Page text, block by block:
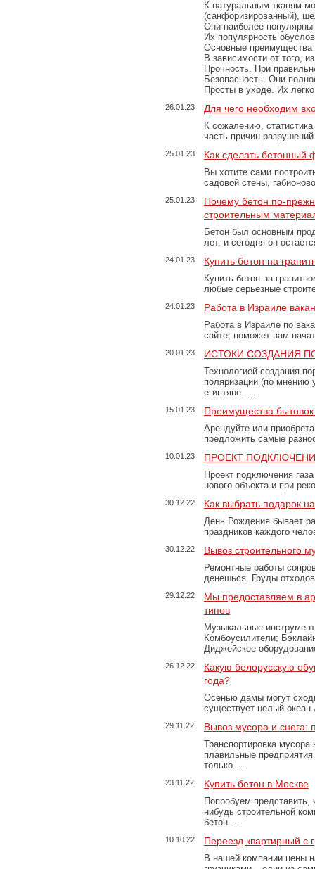
К натуральным тканям
(санфоризированный),
Они наиболее популярны
Их популярность
Основные преимущества
В зависимости от того,
Прочность. При
Безопасность. Они
Просты в уходе. Их
26.01.23 Для чего необходим
К сожалению,
часть причин
25.01.23 Как сделать бетонный
Вы хотите сами
садовой стены,
25.01.23
Почему бетон по-
строительным
Бетон был основным
лет, и сегодня он
24.01.23 Купить бетон на
Купить бетон на
любые серьезные
24.01.23 Работа в Израиле
Работа в Израиле по
сайте, поможет вам
20.01.23 ИСТОКИ СОЗДАНИЯ
Технологией создания
поляризации (по
египтяне. …
15.01.23 Преимущества
Арендуйте или
предложить самые
10.01.23 ПРОЕКТ
Проект подключения
нового объекта и при
30.12.22 Как выбрать подарок
День Рождения бывает
праздников каждого
30.12.22 Вывоз строительного
Ремонтные работы
денешься. Груды
29.12.22
Мы предоставляем в
типов
Музыкальные
Комбоусилители;
Диджейское
26.12.22
Какую белорусскую
года?
Осенью дамы могут
существует целый
29.11.22 Вывоз мусора и
Транспортировка
плавильные
только …
23.11.22 Купить бетон в Москве
Попробуем представить,
нибудь строительной
бетон …
10.10.22 Переезд квартирный с
В нашей компании цены